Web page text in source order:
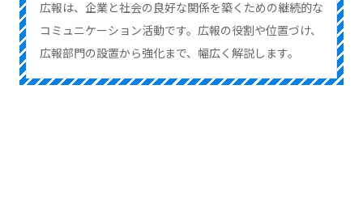
広報は、企業と社会の良好な関係を築くための継続的な
コミュニケーション活動です。広報の役割や位置づけ、
広報部門の設置から強化まで、幅広く解説します。